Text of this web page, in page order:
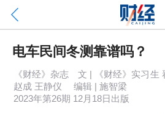
电车民间冬测靠谱吗？
《财经》杂志 文 | 《财经》实习生
赵成 王静仪 编辑 | 施智梁
2023年第26期 12月18日出版